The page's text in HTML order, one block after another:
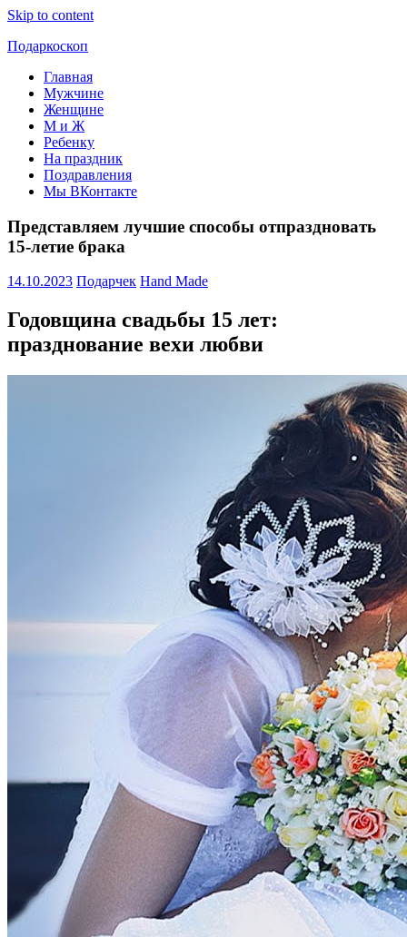
Skip to content
Подаркоскоп
Поможем
выбрать
подарить
Главная
Мужчине
Женщине
М и Ж
Ребенку
На праздник
Поздравления
Мы ВКонтакте
Представляем лучшие способы отпраздновать
15-летие брака
14.10.2023 Подарчек Hand Made
Годовщина свадьбы 15 лет:
празднование вехи любви